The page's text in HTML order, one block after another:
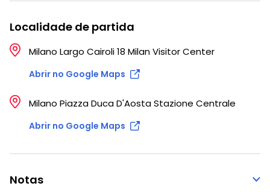
Localidade de partida
Milano Largo Cairoli 18 Milan Visitor Center
Abrir no Google Maps
Milano Piazza Duca D'Aosta Stazione Centrale
Abrir no Google Maps
Notas